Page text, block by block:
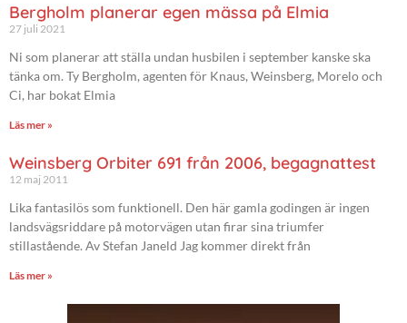
Bergholm planerar egen mässa på Elmia
27 juli 2021
Ni som planerar att ställa undan husbilen i september kanske ska
tänka om. Ty Bergholm, agenten för Knaus, Weinsberg, Morelo och
Ci, har bokat Elmia
Läs mer »
Weinsberg Orbiter 691 från 2006, begagnattest
12 maj 2011
Lika fantasilös som funktionell. Den här gamla godingen är ingen
landsvägsriddare på motorvägen utan firar sina triumfer
stillastående. Av Stefan Janeld Jag kommer direkt från
Läs mer »